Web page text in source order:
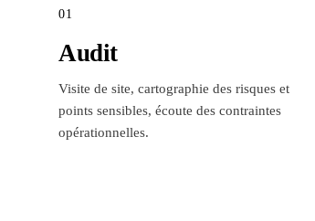
01
Audit
Visite de site, cartographie des risques et
points sensibles, écoute des contraintes
opérationnelles.